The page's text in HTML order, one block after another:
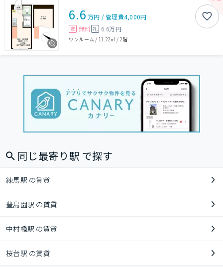
6.6 万円 /管理費4,000円
敷 無料 礼 6.6万円
ワンルーム / 11.22㎡/ 2階
同じ最寄り駅 で探す
練馬駅 の賃貸
豊島園駅 の賃貸
中村橋駅 の賃貸
桜台駅 の賃貸